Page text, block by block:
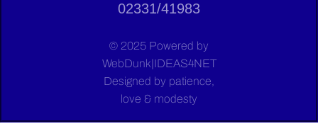
02331/41983
© 2025 Powered by
WebDunk|IDEAS4NET
Designed by patience,
love & modesty